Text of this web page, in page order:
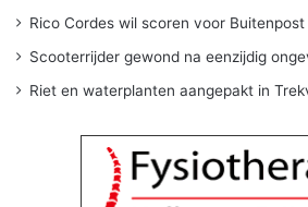
Rico Cordes wil scoren voor Buitenpost
Scooterrijder gewond na eenzijdig
Riet en waterplanten aangepakt in